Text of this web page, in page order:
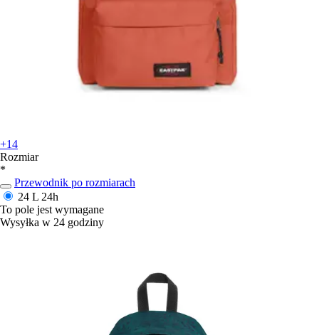
+14
Rozmiar
*
Przewodnik po rozmiarach
24 L 24h
To pole jest wymagane
Wysyłka w 24 godziny